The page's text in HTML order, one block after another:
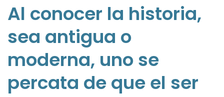
Al conocer la historia,
sea antigua o
moderna, uno se
percata de que el ser